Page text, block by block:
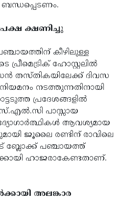
ബന്ധപ്പെടണം.
ക്ഷണിച്ചു
കീഴിലുള്ള
ഹോസ്റ്റലില്‍
തസ്തികയിലേക്ക് ദിവസ
നടത്തുന്നതിനായി
പ്രദേശങ്ങളില്‍
പാസ്സായ
ഉദ്യോഗാര്‍ത്ഥികള്‍ ആവശ്യമായ
ജൂലൈ രണ്ടിന് രാവിലെ
ബ്ലോക്ക് പഞ്ചായത്ത്
ഹാജരാകേണ്ടതാണ്.
അലങ്കാര